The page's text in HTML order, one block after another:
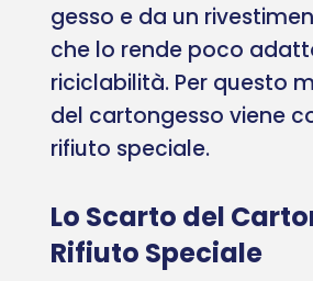
gesso e da un
che lo rende poco
riciclabilità. Per questo
del cartongesso viene
rifiuto speciale.
Lo Scarto del
Rifiuto Speciale